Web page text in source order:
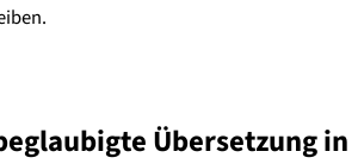
Übersetzung in